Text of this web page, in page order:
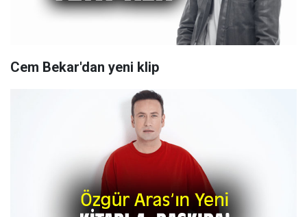
Cem Bekar'dan yeni klip